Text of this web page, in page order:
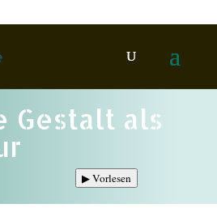
Gestalt als
▶Vorlesen